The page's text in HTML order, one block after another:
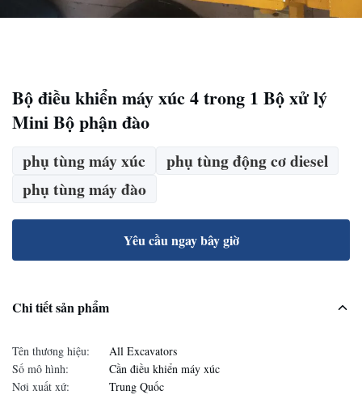
Bộ điều khiển máy xúc 4 trong 1 Bộ xử lý
Mini Bộ phận đào
phụ tùng máy xúc
phụ tùng động cơ diesel
phụ tùng máy đào
Yêu cầu ngay bây giờ
Chi tiết sản phẩm
Tên thương hiệu:
All Excavators
Số mô hình:
Cần điều khiển máy xúc
Nơi xuất xứ:
Trung Quốc